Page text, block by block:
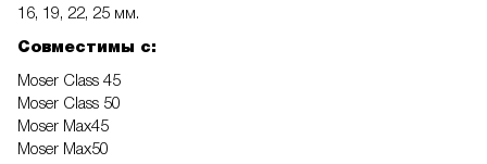
16, 19, 22, 25 мм.
Совместимы с:
Moser Class 45
Moser Class 50
Moser Max45
Moser Max50